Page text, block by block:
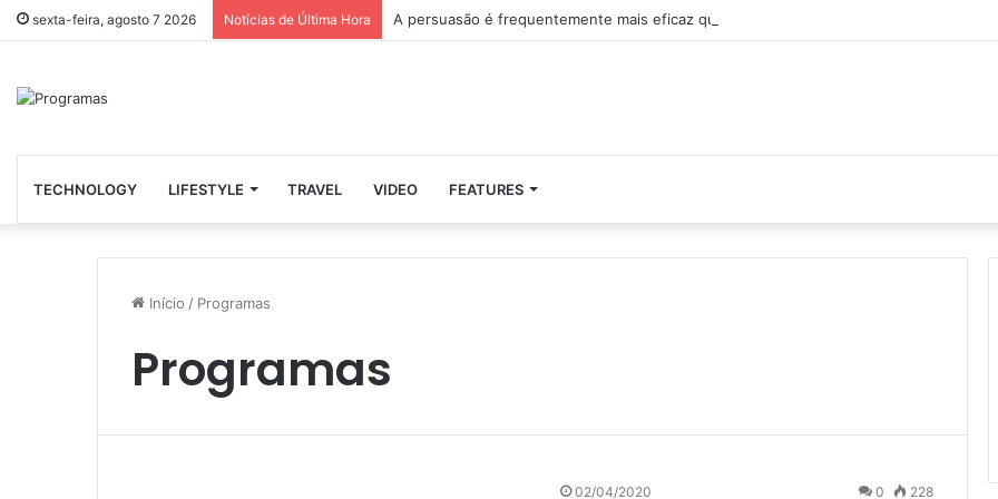
sexta-feira, agosto 7 2026 Notícias de Última Hora A persuasão é frequentemente mais eficaz que a força
TECHNOLOGY LIFESTYLE TRAVEL VIDEO FEATURES
Início / Programas
Programas
02/04/2020 0 228